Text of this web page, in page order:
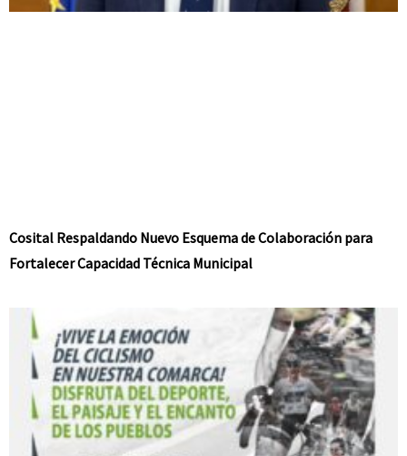
Cosital Respaldando Nuevo Esquema de Colaboración para
Fortalecer Capacidad Técnica Municipal